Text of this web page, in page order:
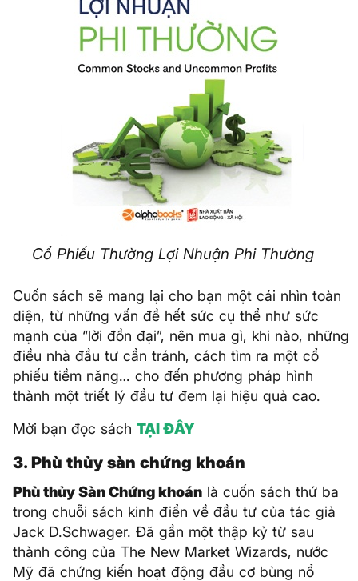
Cổ Phiếu Thường Lợi Nhuận Phi Thường
Cuốn sách sẽ mang lại cho bạn một cái nhìn toàn
diện, từ những vấn đề hết sức cụ thể như sức
mạnh của “lời đồn đại”, nên mua gì, khi nào, những
điều nhà đầu tư cần tránh, cách tìm ra một cổ
phiếu tiềm năng… cho đến phương pháp hình
thành một triết lý đầu tư đem lại hiệu quả cao.
Mời bạn đọc sách TẠI ĐÂY
3. Phù thủy sàn chứng khoán
Phù thủy Sàn Chứng khoán là cuốn sách thứ ba
trong chuỗi sách kinh điển về đầu tư của tác giả
Jack D.Schwager. Đã gần một thập kỷ từ sau
thành công của The New Market Wizards, nước
Mỹ đã chứng kiến hoạt động đầu cơ bùng nổ